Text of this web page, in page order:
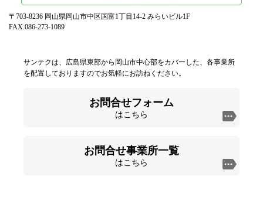
〒703-8236 岡山県岡山市中区国富1丁目14-2 みらいビル1F
FAX.086-273-1089
サンテクは、広島県東部から岡山市中心部をカバーした、各事業所
を配置しておりますのでお気軽にお訪ねください。
お問合せフォーム
はこちら
お問合せ事業所一覧
はこちら